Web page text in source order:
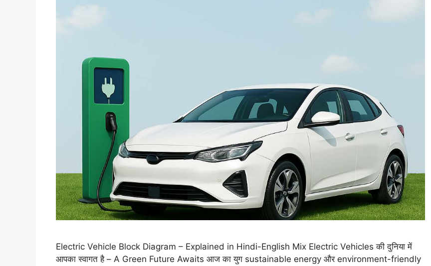
Electric Vehicle Block Diagram – Explained in Hindi-English Mix Electric Vehicles की दुनिया में
आपका स्वागत है – A Green Future Awaits आज का युग sustainable energy और environment-friendly